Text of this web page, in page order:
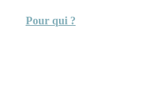
Pour qui ?